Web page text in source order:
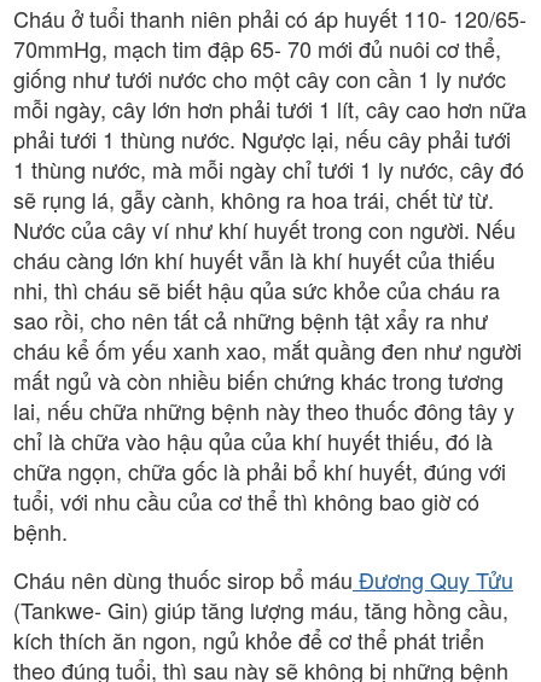
Cháu ở tuổi thanh niên phải có áp huyết 110- 120/65-
70mmHg, mạch tim đập 65- 70 mới đủ nuôi cơ thể,
giống như tưới nước cho một cây con cần 1 ly nước
mỗi ngày, cây lớn hơn phải tưới 1 lít, cây cao hơn nữa
phải tưới 1 thùng nước. Ngược lại, nếu cây phải tưới
1 thùng nước, mà mỗi ngày chỉ tưới 1 ly nước, cây đó
sẽ rụng lá, gẫy cành, không ra hoa trái, chết từ từ.
Nước của cây ví như khí huyết trong con người. Nếu
cháu càng lớn khí huyết vẫn là khí huyết của thiếu
nhi, thì cháu sẽ biết hậu qủa sức khỏe của cháu ra
sao rồi, cho nên tất cả những bệnh tật xẩy ra như
cháu kể ốm yếu xanh xao, mắt quầng đen như người
mất ngủ và còn nhiều biến chứng khác trong tương
lai, nếu chữa những bệnh này theo thuốc đông tây y
chỉ là chữa vào hậu qủa của khí huyết thiếu, đó là
chữa ngọn, chữa gốc là phải bổ khí huyết, đúng với
tuổi, với nhu cầu của cơ thể thì không bao giờ có
bệnh.
Cháu nên dùng thuốc sirop bổ máu Đương Quy Tửu
(Tankwe- Gin) giúp tăng lượng máu, tăng hồng cầu,
kích thích ăn ngon, ngủ khỏe để cơ thể phát triển
theo đúng tuổi, thì sau này sẽ không bị những bệnh